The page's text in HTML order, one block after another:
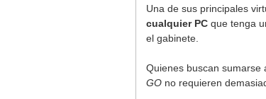
Una de sus principales
cualquier PC que tenga
el gabinete.
Quienes buscan sumarse
GO no requieren